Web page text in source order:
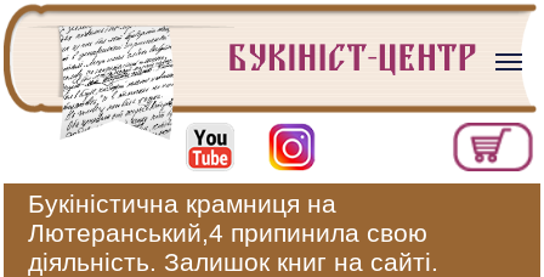
Букіністична крамниця на
Лютеранський,4 припинила свою
діяльність. Залишок книг на сайті.